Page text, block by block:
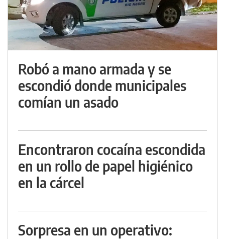
Robó a mano armada y se
escondió donde municipales
comían un asado
Encontraron cocaína escondida
en un rollo de papel higiénico
en la cárcel
Sorpresa en un operativo: